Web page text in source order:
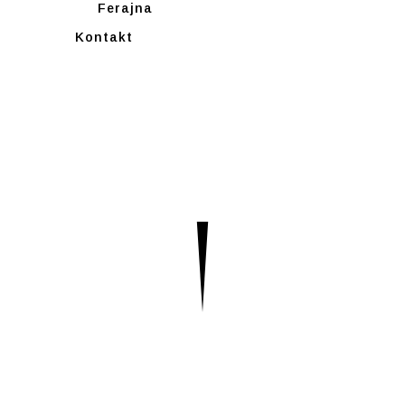
Ferajna
Kontakt